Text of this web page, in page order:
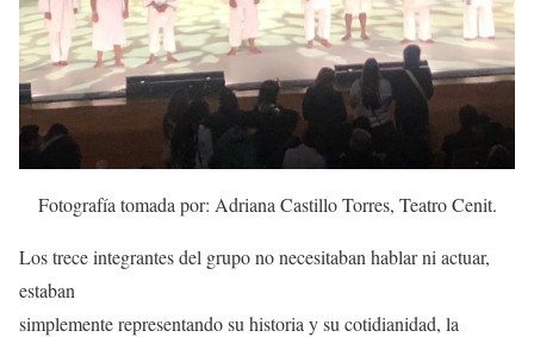
Fotografía tomada por: Adriana Castillo Torres, Teatro Cenit.
Los trece integrantes del grupo no necesitaban hablar ni actuar,
estaban
simplemente representando su historia y su cotidianidad, la